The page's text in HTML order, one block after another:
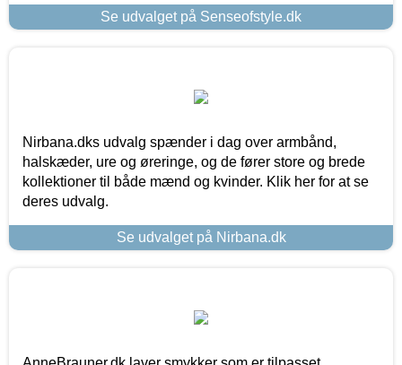
Se udvalget på Senseofstyle.dk
Nirbana.dks udvalg spænder i dag over armbånd,
halskæder, ure og øreringe, og de fører store og brede
kollektioner til både mænd og kvinder. Klik her for at se
deres udvalg.
Se udvalget på Nirbana.dk